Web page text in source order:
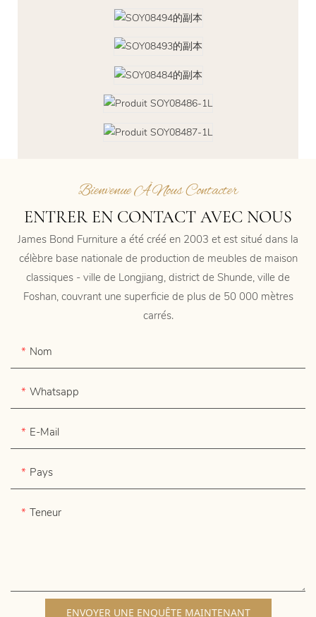
Bienvenue À Nous Contacter
ENTRER EN CONTACT AVEC NOUS
James Bond Furniture a été créé en 2003 et est situé dans la
célèbre base nationale de production de meubles de maison
classiques - ville de Longjiang, district de Shunde, ville de
Foshan, couvrant une superficie de plus de 50 000 mètres
carrés.
Nom
Whatsapp
E-Mail
Pays
Teneur
ENVOYER UNE ENQUÊTE MAINTENANT